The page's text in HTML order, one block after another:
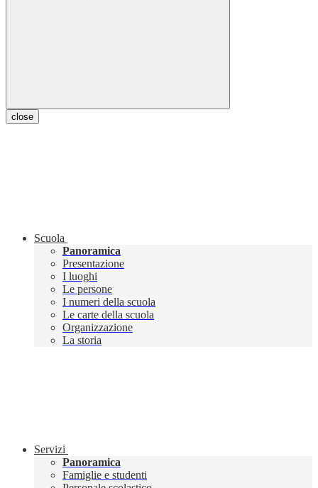
close
Scuola
Panoramica
Presentazione
I luoghi
Le persone
I numeri della scuola
Le carte della scuola
Organizzazione
La storia
Servizi
Panoramica
Famiglie e studenti